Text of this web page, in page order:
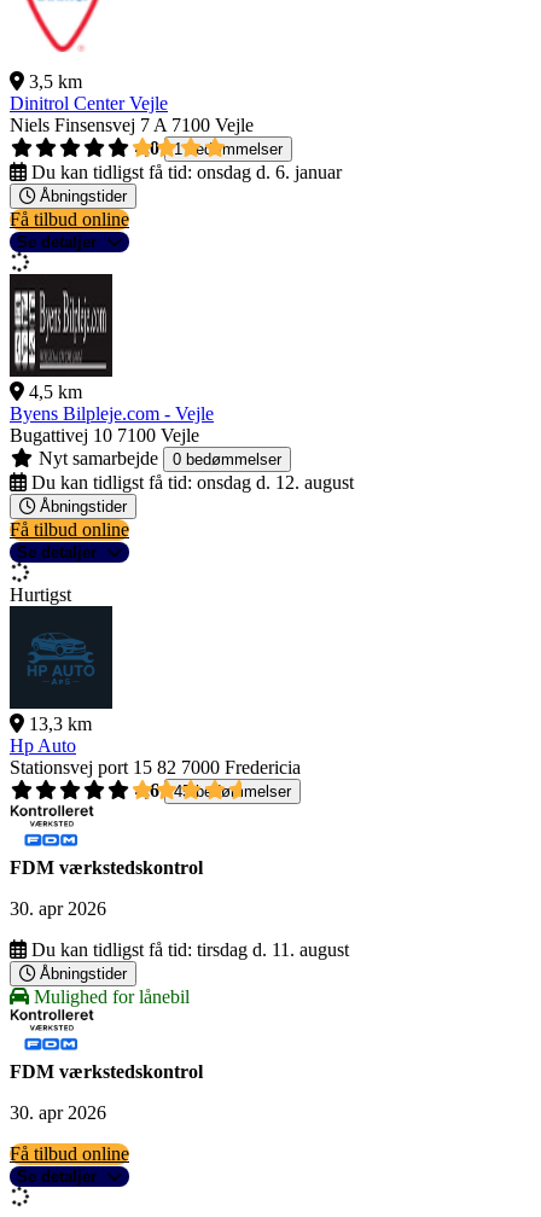
3,5 km
Dinitrol Center Vejle
Niels Finsensvej 7 A 7100 Vejle
4,0
1 bedømmelser
Du kan tidligst få tid: onsdag d. 6. januar
Åbningstider
Få tilbud online
Se detaljer
4,5 km
Byens Bilpleje.com - Vejle
Bugattivej 10 7100 Vejle
Nyt samarbejde
0 bedømmelser
Du kan tidligst få tid: onsdag d. 12. august
Åbningstider
Få tilbud online
Se detaljer
Hurtigst
13,3 km
Hp Auto
Stationsvej port 15 82 7000 Fredericia
4,6
45 bedømmelser
FDM værkstedskontrol
30. apr 2026
Du kan tidligst få tid: tirsdag d. 11. august
Åbningstider
Mulighed for lånebil
FDM værkstedskontrol
30. apr 2026
Få tilbud online
Se detaljer